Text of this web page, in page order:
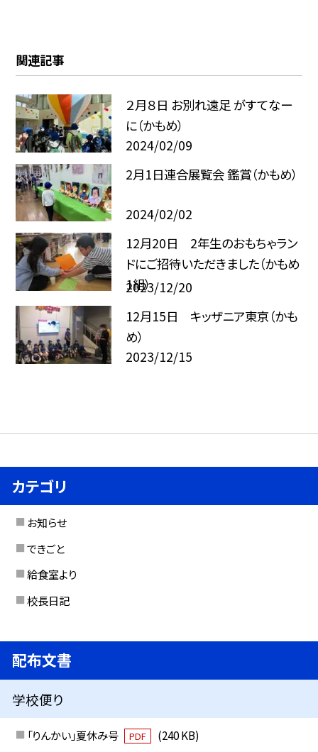
関連記事
２月８日 お別れ遠足 がすてなー
に（かもめ）
2024/02/09
2月1日連合展覧会 鑑賞（かもめ）
2024/02/02
12月20日 2年生のおもちゃラン
ドにご招待いただきました（かもめ
1組）
2023/12/20
12月15日 キッザニア東京（かも
め）
2023/12/15
カテゴリ
お知らせ
できごと
給食室より
校長日記
配布文書
学校便り
「りんかい」夏休み号 PDF
(240 KB)